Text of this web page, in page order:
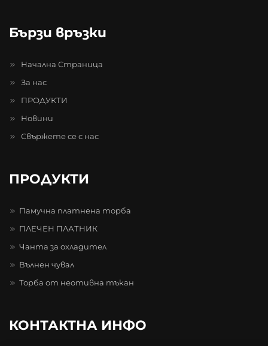
Бързи връзки
Начална Страница
За нас
ПРОДУКТИ
Новини
Свържете се с нас
ПРОДУКТИ
Памучна платнена торба
ПЛЕЧЕН ПЛАТНИК
Чанта за охладител
Вълнен чувал
Торба от неотивна тъкан
КОНТАКТНА ИНФО